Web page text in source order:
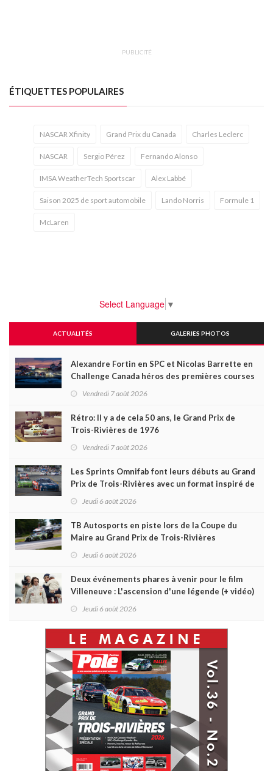
PUBLICITÉ
ÉTIQUETTES POPULAIRES
NASCAR Xfinity Grand Prix du Canada Charles Leclerc
NASCAR Sergio Pérez Fernando Alonso
IMSA WeatherTech Sportscar Alex Labbé
Saison 2025 de sport automobile Lando Norris Formule 1
McLaren
Select Language ▼
ACTUALITÉS GALERIES PHOTOS
Alexandre Fortin en SPC et Nicolas Barrette en
Challenge Canada héros des premières courses
Vendredi 7 août 2026
Rétro: Il y a de cela 50 ans, le Grand Prix de
Trois-Rivières de 1976
Vendredi 7 août 2026
Les Sprints Omnifab font leurs débuts au Grand
Prix de Trois-Rivières avec un format inspiré de
Jeudi 6 août 2026
TB Autosports en piste lors de la Coupe du
Maire au Grand Prix de Trois-Rivières
Jeudi 6 août 2026
Deux événements phares à venir pour le film
Villeneuve : L'ascension d'une légende (+ vidéo)
Jeudi 6 août 2026